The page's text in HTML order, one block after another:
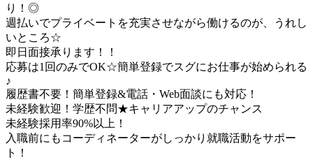
り！◎
週払いでプライベートを充実させながら働けるのが、うれし
いところ☆
即日面接承ります！！
応募は1回のみでOK☆簡単登録でスグにお仕事が始められる
♪
履歴書不要！簡単登録&電話・Web面談にも対応！
未経験歓迎！学歴不問★キャリアアップのチャンス
未経験採用率90%以上！
入職前にもコーディネーターがしっかり就職活動をサポー
ト！